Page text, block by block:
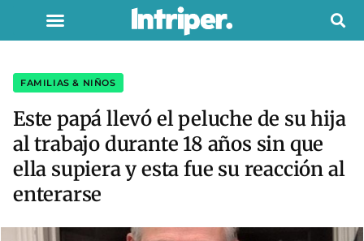
FAMILIAS & NIÑOS
Este papá llevó el peluche de su hija
al trabajo durante 18 años sin que
ella supiera y esta fue su reacción al
enterarse